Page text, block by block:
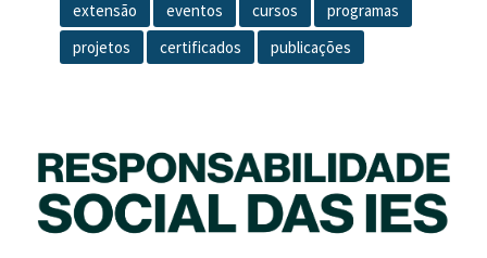
extensão eventos cursos
programas
projetos
certificados publicações